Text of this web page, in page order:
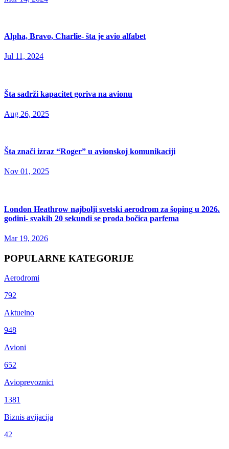
Alpha, Bravo, Charlie- šta je avio alfabet
Jul 11, 2024
Šta sadrži kapacitet goriva na avionu
Aug 26, 2025
Šta znači izraz “Roger” u avionskoj komunikaciji
Nov 01, 2025
London Heathrow najbolji svetski aerodrom za šoping u 2026.
godini- svakih 20 sekundi se proda bočica parfema
Mar 19, 2026
POPULARNE KATEGORIJE
Aerodromi
792
Aktuelno
948
Avioni
652
Avioprevoznici
1381
Biznis avijacija
42